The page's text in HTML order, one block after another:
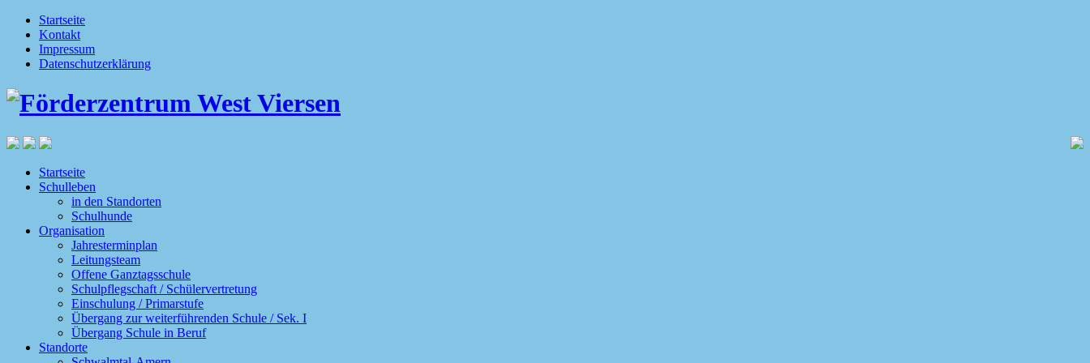
Startseite
Kontakt
Impressum
Datenschutzerklärung
Startseite
Schulleben
in den Standorten
Schulhunde
Organisation
Jahresterminplan
Leitungsteam
Offene Ganztagsschule
Schulpflegschaft / Schülervertretung
Einschulung / Primarstufe
Übergang zur weiterführenden Schule / Sek. I
Übergang Schule in Beruf
Standorte